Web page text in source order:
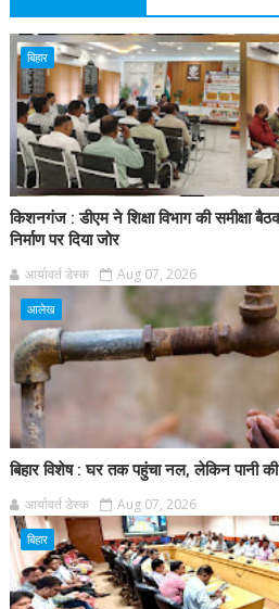
बिहार
किशनगंज : डीएम ने शिक्षा विभाग की समीक्षा
निर्माण पर दिया जोर
आर्यावर्त डेस्क Aug 07, 2026
आलेख
बिहार विशेष : घर तक पहुंचा नल, लेकिन पानी की
आर्यावर्त डेस्क Aug 07, 2026
बिहार